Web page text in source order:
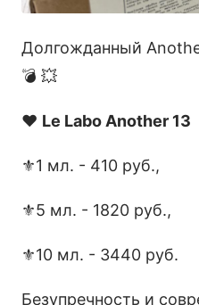
Долгожданный
💣 💥
❤️ Le Labo Another 13
⚜️1 мл. - 410 руб.,
⚜️5 мл. - 1820 руб.,
⚜️10 мл. - 3440 руб.
Безупречность и